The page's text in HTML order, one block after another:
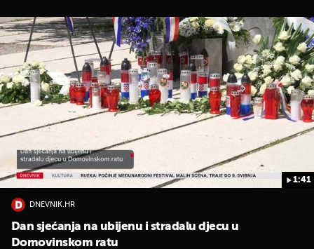
1:41
DNEVNIK.HR
Dan sjećanja na ubijenu i stradalu djecu u
Domovinskom ratu